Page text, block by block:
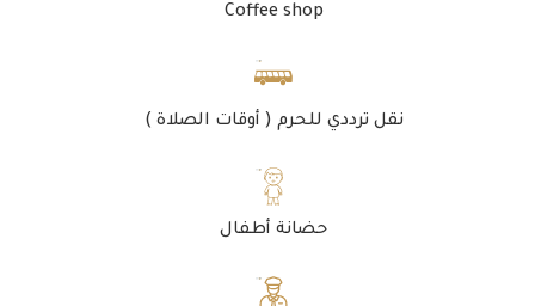
Coffee shop
نقل ترددي للحرم ( أوقات الصلاة )
حضانة أطفال